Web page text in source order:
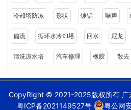
冷却塔防冻 形状 镀铝 噪声
偏流 循环水冷却塔 回水 尼龙
清洗凉水塔 汽车修理 橡胶 散去
CopyRight © 2021-2025版权所有 广
粤ICP备2021149527号
粤公网